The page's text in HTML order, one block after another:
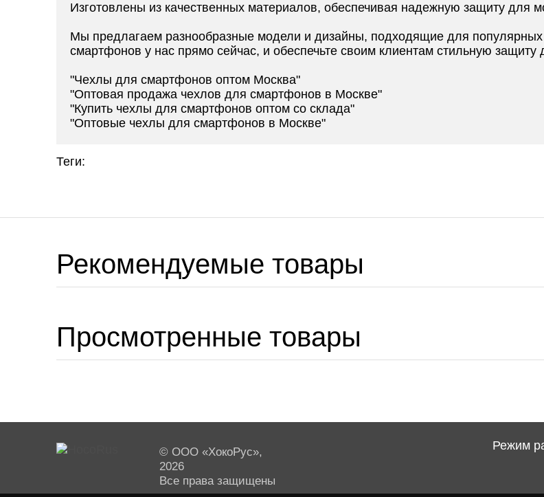
Изготовлены из качественных материалов, обеспечивая надежную защиту для
Мы предлагаем разнообразные модели и дизайны, подходящие для
смартфонов у нас прямо сейчас, и обеспечьте своим клиентам стильную защиту
"Чехлы для смартфонов оптом Москва"
"Оптовая продажа чехлов для смартфонов в Москве"
"Купить чехлы для смартфонов оптом со склада"
"Оптовые чехлы для смартфонов в Москве"
Теги:
Рекомендуемые товары
Просмотренные товары
© ООО «ХокоРус»,
2026
Все права защищены
Режим